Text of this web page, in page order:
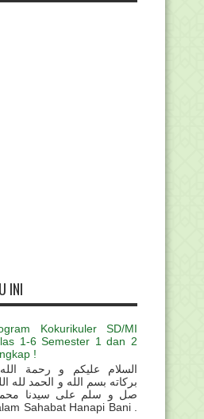
INI
Kokurikuler SD/MI
1-6 Semester 1 dan 2
!
السلام عليكم و رحمة
بركاته بسم الله و الحمد لله
صل و سلم على سيدنا